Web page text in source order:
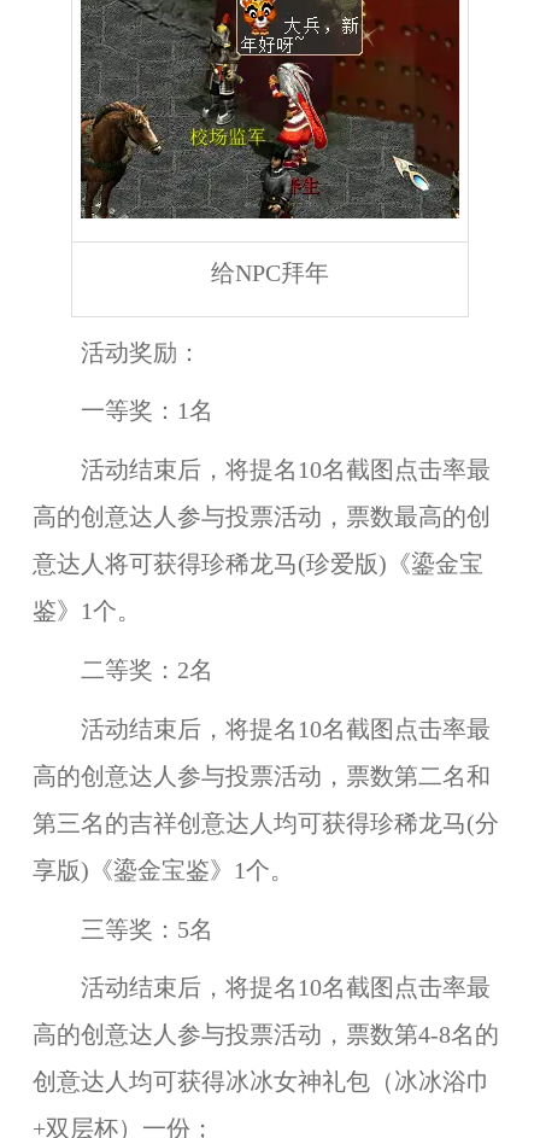
给NPC拜年
活动奖励：
一等奖 ： 1名
活动结束后，将提名10名截图点击率最
高的创意达人参与投票活动，票数最高的创
意达人将可获得珍稀龙马(珍爱版)《鎏金宝
鉴》
1个。
二等奖： 2名
活动结束后，将提名10名截图点击率最
高的创意达人参与投票活动，票数第二名和
第三名的吉祥创意达人均可获得珍稀龙马(分
享版)《鎏金宝鉴》
1个。
三等奖： 5名
活动结束后，将提名10名截图点击率最
高的创意达人参与投票活动，票数第4-8名的
创意达人均可获得冰冰女神礼包（冰冰浴巾
+双层杯） 一份；